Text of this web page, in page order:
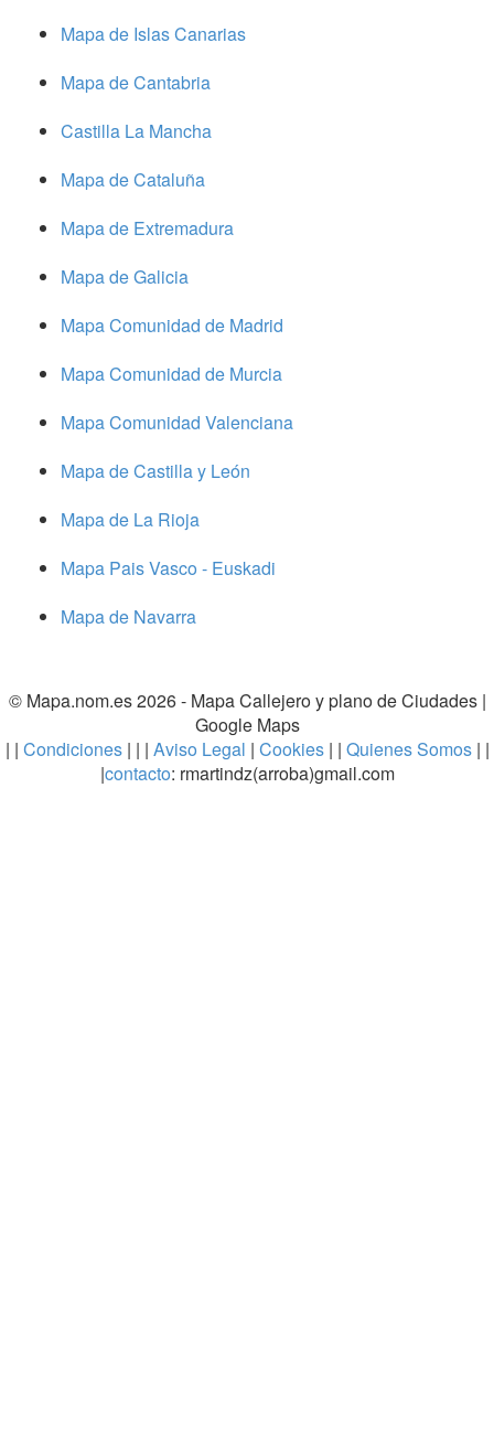
Mapa de Islas Canarias
Mapa de Cantabria
Castilla La Mancha
Mapa de Cataluña
Mapa de Extremadura
Mapa de Galicia
Mapa Comunidad de Madrid
Mapa Comunidad de Murcia
Mapa Comunidad Valenciana
Mapa de Castilla y León
Mapa de La Rioja
Mapa Pais Vasco - Euskadi
Mapa de Navarra
© Mapa.nom.es 2026 - Mapa Callejero y plano de Ciudades|
Google Maps
| | Condiciones| | | Aviso Legal | Cookies | | Quienes Somos | |
|contacto: rmartindz(arroba)gmail.com